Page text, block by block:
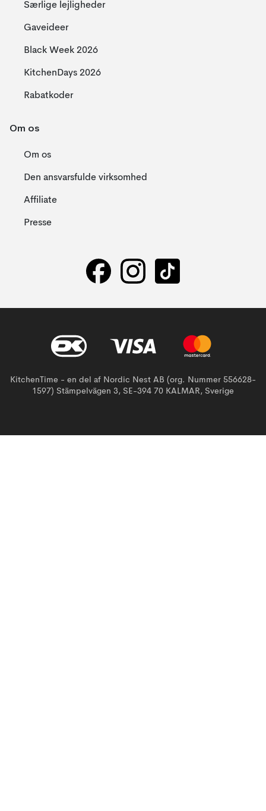
Særlige lejligheder
Gaveideer
Black Week 2026
KitchenDays 2026
Rabatkoder
Om os
Om os
Den ansvarsfulde virksomhed
Affiliate
Presse
KitchenTime - en del af Nordic Nest AB (org. Nummer 556628-
1597) Stämpelvägen 3, SE-394 70 KALMAR, Sverige